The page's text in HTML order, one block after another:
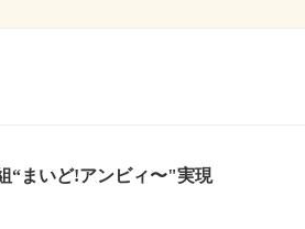
“まいど!アンビィ〜"実現